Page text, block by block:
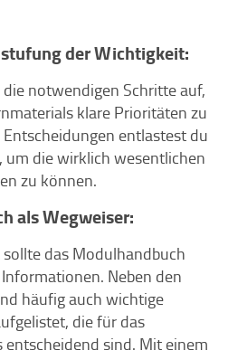
der Wichtigkeit:
notwendigen Schritte auf,
klare Prioritäten zu
entlastest du
um die wirklich wesentlichen
zu können.
als Wegweiser:
das Modulhandbuch
Neben den
häufig auch wichtige
die für das
entscheidend sind. Mit einem